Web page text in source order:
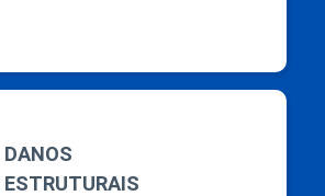
DANOS
ESTRUTURAIS